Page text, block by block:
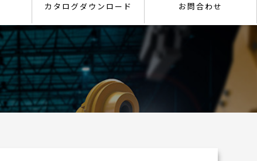
カタログダウンロード お問合わせ